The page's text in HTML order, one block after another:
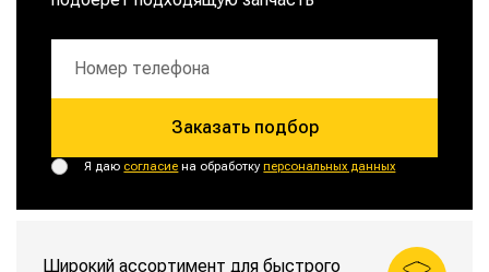
Заказать подбор
Я даю согласие на обработкуперсональных данных
Широкий ассортимент для быстрого